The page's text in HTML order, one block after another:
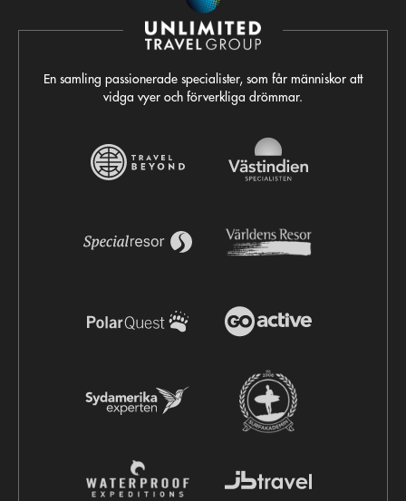
En samling passionerade specialister, som får människor att
vidga vyer och förverkliga drömmar.